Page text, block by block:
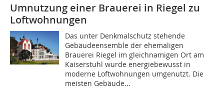
Umnutzung einer Brauerei in Riegel zu
Loftwohnungen
Das unter Denkmalschutz stehende
Gebäudeensemble der ehemaligen
Brauerei Riegel im gleichnamigen Ort am
Kaiserstuhl wurde energiebewusst in
moderne Loftwohnungen umgenutzt. Die
meisten Gebäude...